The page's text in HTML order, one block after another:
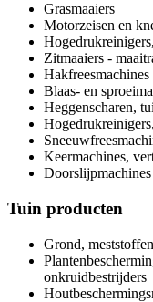
Grasmaaiers
Motorzeisen en
Zitmaaiers -
Hakfreesmachines
Blaas- en
Heggenscharen,
Keermachines,
Tuin producten
Grond,
onkruidbestrijders